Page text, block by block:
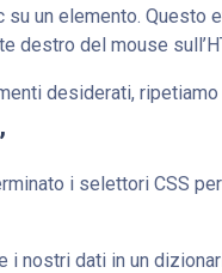
un elemento. Questo
destro del mouse
desiderati,
i selettori CSS
i nostri dati in un